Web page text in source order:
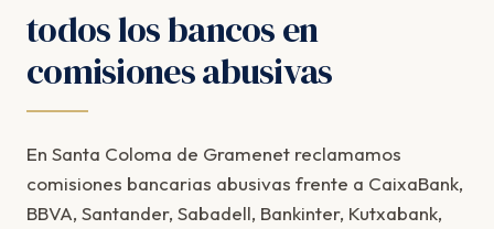
todos los bancos en
comisiones abusivas
En Santa Coloma de Gramenet reclamamos
comisiones bancarias abusivas frente a CaixaBank,
BBVA, Santander, Sabadell, Bankinter, Kutxabank,